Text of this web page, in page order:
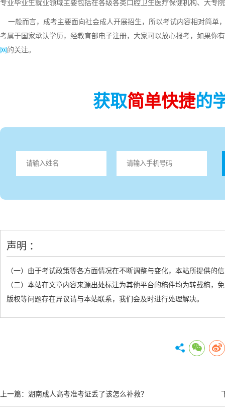
专业毕业生就业领域主要包括在各级各类口腔卫生医疗保健机构、大专
一般而言，成考主要面向社会成人开展招生，所以考试内容相对简单
考属于国家承认学历，经教育部电子注册，大家可以放心报考，如果你
网 的关注。
获取简单快捷的
声明 ：
（一）由于考试政策等各方面情况在不断调整与变化，本站所提供的
（二）本站在文章内容来源出处标注为其他平台的稿件均为转载稿
版权等问题存在异议请与本站联系，我们会及时进行处理解决。
上一篇： 湖南成人高考准考证丢了该怎么补救？